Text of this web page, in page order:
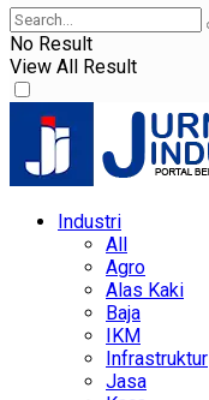
No Result
View All Result
Industri
All
Agro
Alas Kaki
Baja
IKM
Infrastruktur
Jasa